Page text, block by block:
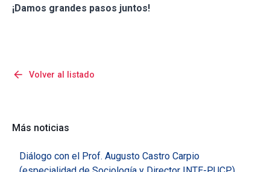
¡Damos grandes pasos juntos!
arrow_back Volver al listado
Más noticias
Diálogo con el Prof. Augusto Castro Carpio